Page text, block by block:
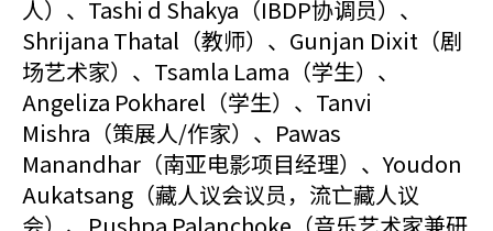
人）、Tashi d Shakya（IBDP协调员）、
Shrijana Thatal（教师）、Gunjan Dixit（剧
场艺术家）、Tsamla Lama（学生）、
Angeliza Pokharel（学生）、Tanvi
Mishra（策展人/作家）、Pawas
Manandhar（南亚电影项目经理）、Youdon
Aukatsang（藏人议会议员，流亡藏人议